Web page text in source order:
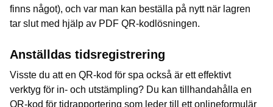
finns något), och var man kan beställa på nytt när lagren
tar slut med hjälp av PDF QR-kodlösningen.
Anställdas tidsregistrering
Visste du att en QR-kod för spa också är ett effektivt
verktyg för in- och utstämpling? Du kan tillhandahålla en
QR-kod för tidrapportering som leder till ett onlineformulär